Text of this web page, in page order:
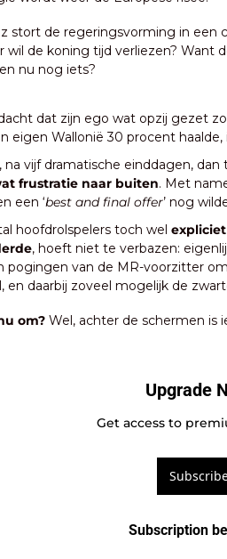
stort de regeringsvorming in een
wil de koning tijd verliezen? Want
nu nog iets?
dat zijn ego wat opzij gezet
eigen Wallonië 30 procent
frustratie naar buiten. Met
een ‘best and final offer’ nog
hoofdrolspelers toch wel
, hoeft niet te verbazen:
pogingen van de MR-voorzitter
en daarbij zoveel mogelijk de
om? Wel, achter de schermen is
Upgrade
Get access to
Subscription